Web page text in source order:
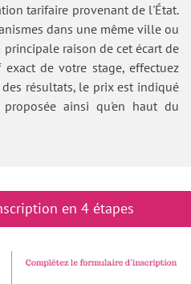
tarifaire provenant de l'État.
dans une même ville ou
raison de cet écart de
de votre stage, effectuez
résultats, le prix est indiqué
ainsi qu'en haut du
en 4 étapes